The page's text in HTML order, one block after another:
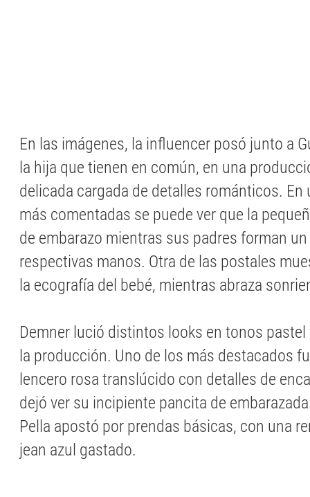
En las imágenes, la influencer posó junto a
la hija que tienen en común, en una
delicada cargada de detalles románticos. En
más comentadas se puede ver que la
de embarazo mientras sus padres forman
respectivas manos. Otra de las postales
la ecografía del bebé, mientras abraza
Demner lució distintos looks en tonos
la producción. Uno de los más destacados
lencero rosa translúcido con detalles de
dejó ver su incipiente pancita de
Pella apostó por prendas básicas, con una
jean azul gastado.